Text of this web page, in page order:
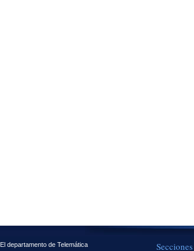
El departamento de Telemática
Secciones